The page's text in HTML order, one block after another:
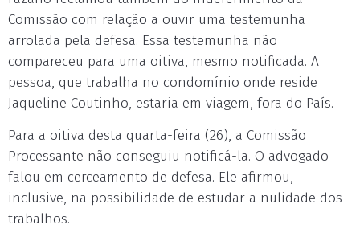
Comissão com relação a ouvir uma testemunha
arrolada pela defesa. Essa testemunha não
compareceu para uma oitiva, mesmo notificada. A
pessoa, que trabalha no condomínio onde reside
Jaqueline Coutinho, estaria em viagem, fora do País.
Para a oitiva desta quarta-feira (26), a Comissão
Processante não conseguiu notificá-la. O advogado
falou em cerceamento de defesa. Ele afirmou,
inclusive, na possibilidade de estudar a nulidade dos
trabalhos.